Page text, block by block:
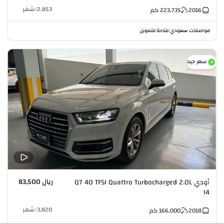
2016
223,735كم 2,853
/شهر
مواصفات سعودي•متاحة للتمويل
سعر جيد
أودي Q7 40 TFSI Quattro Turbocharged 2.0L
I4
ريال 83,500
2018
166,000كم 3,820
/شهر